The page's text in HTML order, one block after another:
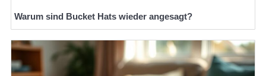
Warum sind Bucket Hats wieder angesagt?